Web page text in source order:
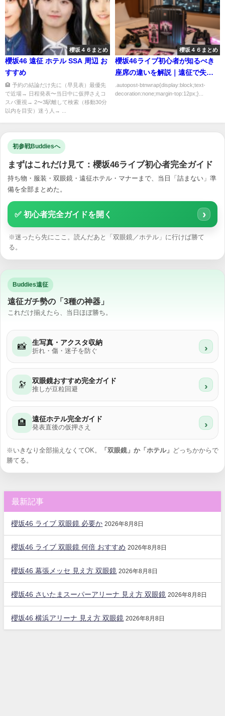
櫻坂４６まとめ
櫻坂46 遠征 ホテル SSA 周辺 お
すすめ
🏨 予約の結論だけ先に（早見表）最優先
で近場→ 日程発表〜当日中に仮押さえコ
スパ重視→ 2〜3駅離して検索（移動30分
以内を目安）迷う人→ ...
櫻坂４６まとめ
櫻坂46ライブ初心者が知るべき
座席の違いを解説｜遠征で失敗
しない選び方
.autopost-btnwrap{display:block;text-
decoration:none;margin-top:12px;}...
初参戦Buddiesへ
まずはこれだけ見て：櫻坂46ライブ初心者完全ガイド
持ち物・服装・双眼鏡・遠征ホテル・マナーまで、当日「詰まない」準
備を全部まとめた。
✅ 初心者完全ガイドを開く ›
※迷ったら先にここ。読んだあと「双眼鏡／ホテル」に行けば勝て
る。
Buddies遠征
遠征ガチ勢の「3種の神器」
これだけ揃えたら、当日ほぼ勝ち。
📸 生写真・アクスタ収納
折れ・傷・迷子を防ぐ ›
🔭 双眼鏡おすすめ完全ガイド
推しが豆粒回避 ›
🏨 遠征ホテル完全ガイド
発表直後の仮押さえ ›
※いきなり全部揃えなくてOK。 「双眼鏡」か「ホテル」
どっちかからで
勝てる。
最新記事
櫻坂46 ライブ 双眼鏡 必要か 2026年8月8日
櫻坂46 ライブ 双眼鏡 何倍 おすすめ 2026年8月8日
櫻坂46 幕張メッセ 見え方 双眼鏡 2026年8月8日
櫻坂46 さいたまスーパーアリーナ 見え方 双眼鏡 2026年8月8日
櫻坂46 横浜アリーナ 見え方 双眼鏡 2026年8月8日